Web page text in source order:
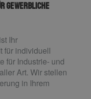
gewerbliche
Ihr
für individuell
für Industrie- und
Art. Wir stellen
in Ihrem